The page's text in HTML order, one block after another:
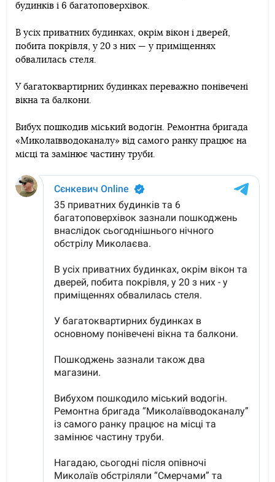
будинків і 6 багатоповерхівок.
В усіх приватних будинках, окрім вікон і дверей,
побита покрівля, у 20 з них — у приміщеннях
обвалилась стеля.
У багатоквартирних будинках переважно понівечені
вікна та балкони.
Вибух пошкодив міський водогін. Ремонтна бригада
«Миколаївводоканалу» від самого ранку працює на
місці та замінює частину труби.